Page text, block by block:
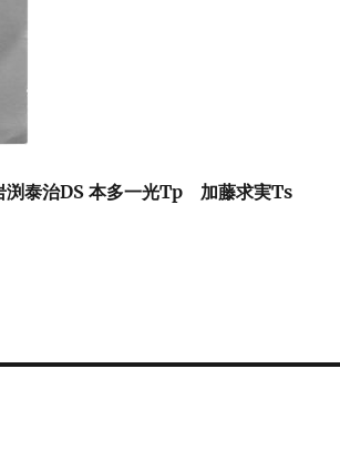
渕泰治DS 本多一光Tp 加藤求実Ts